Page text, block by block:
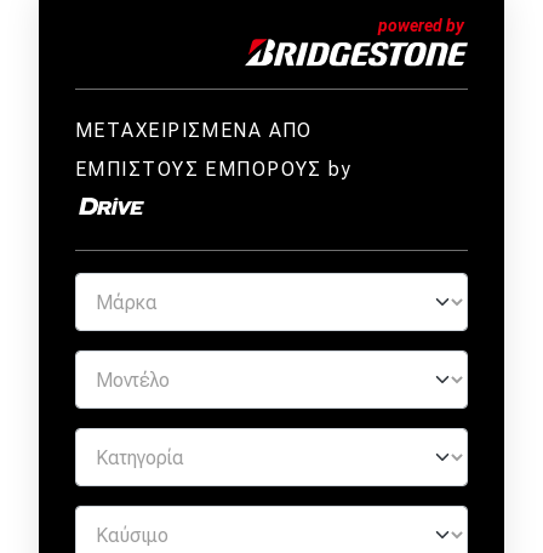
ΜΕΤΑΧΕΙΡΙΣΜΕΝΑ ΑΠΟ
ΕΜΠΙΣΤΟΥΣ ΕΜΠΟΡΟΥΣ by